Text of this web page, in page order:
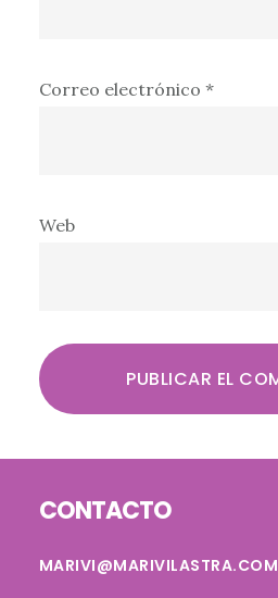
Correo electrónico *
Web
CONTACTO
MARIVI@MARIVILASTRA.COM